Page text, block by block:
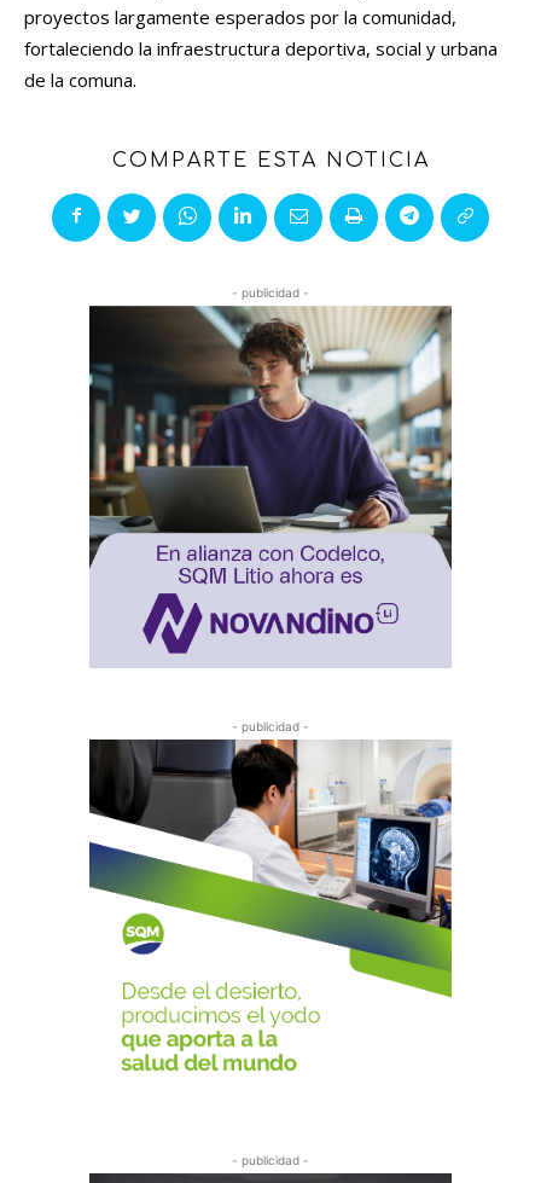
proyectos largamente esperados por la comunidad,
fortaleciendo la infraestructura deportiva, social y urbana
de la comuna.
COMPARTE ESTA NOTICIA
- publicidad -
- publicidad -
- publicidad -